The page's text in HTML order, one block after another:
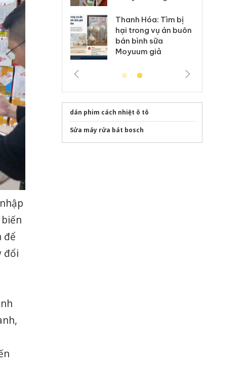
để
đổi
Hóa: Tìm bị
trong vụ án buôn
bình sữa
giả
Hưng Yên: Xử lý 6 hộ
kinh doanh bán hàng
giả mạo nhãn hiệu
Adidas, Nike
dán phim cách nhiệt ô tô
Sửa máy rửa bát bosch